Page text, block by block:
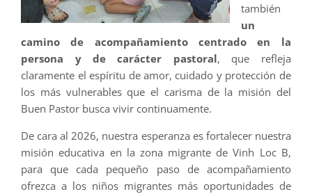
también
un
camino de acompañamiento centrado en la
persona y de carácter pastoral, que refleja
claramente el espíritu de amor, cuidado y protección de
los más vulnerables que el carisma de la misión del
Buen Pastor busca vivir continuamente.
De cara al 2026, nuestra esperanza es fortalecer nuestra
misión educativa en la zona migrante de Vinh Loc B,
para que cada pequeño paso de acompañamiento
ofrezca a los niños migrantes más oportunidades de